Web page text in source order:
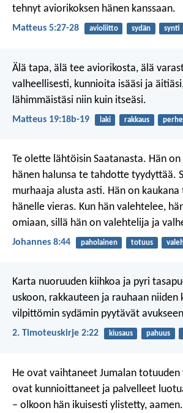
tehnyt aviorikoksen hänen kanssaan.
Matteus 5:27-28 avioliitto sydän synti
Älä tapa, älä tee aviorikosta, älä
valheellisesti, kunnioita isääsi ja
lähimmäistäsi niin kuin itseäsi.
Matteus 19:18b-19 laki rakkaus perhe
Te olette lähtöisin Saatanasta. Hän
hänen halunsa te tahdotte tyydyttää.
murhaaja alusta asti. Hän on
hänelle vieras. Kun hän valehtelee,
omiaan, sillä hän on valehtelija ja
Johannes 8:44 paholainen totuus
Karta nuoruuden kiihkoa ja pyri
uskoon, rakkauteen ja rauhaan niiden
vilpittömin sydämin pyytävät
2. Timoteuskirje 2:22 kiusaus pahuus
He ovat vaihtaneet Jumalan totuuden
ovat kunnioittaneet ja palvelleet
– olkoon hän ikuisesti ylistetty,